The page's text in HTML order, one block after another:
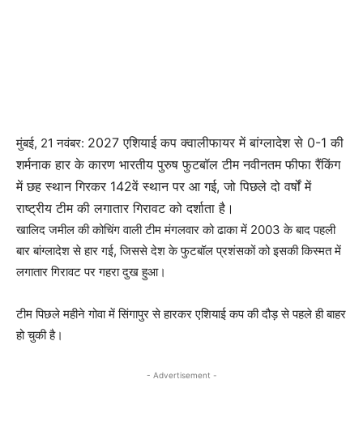
मुंबई, 21 नवंबर: 2027 एशियाई कप क्वालीफायर में बांग्लादेश से 0-1 की
शर्मनाक हार के कारण भारतीय पुरुष फुटबॉल टीम नवीनतम फीफा रैंकिंग
में छह स्थान गिरकर 142वें स्थान पर आ गई, जो पिछले दो वर्षों में
राष्ट्रीय टीम की लगातार गिरावट को दर्शाता है।
खालिद जमील की कोचिंग वाली टीम मंगलवार को ढाका में 2003 के बाद पहली
बार बांग्लादेश से हार गई, जिससे देश के फुटबॉल प्रशंसकों को इसकी किस्मत में
लगातार गिरावट पर गहरा दुख हुआ।
टीम पिछले महीने गोवा में सिंगापुर से हारकर एशियाई कप की दौड़ से पहले ही बाहर
हो चुकी है।
- Advertisement -